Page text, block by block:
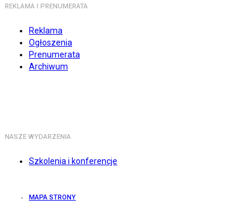
REKLAMA I PRENUMERATA
Reklama
Ogłoszenia
Prenumerata
Archiwum
NASZE WYDARZENIA
Szkolenia i konferencje
MAPA STRONY